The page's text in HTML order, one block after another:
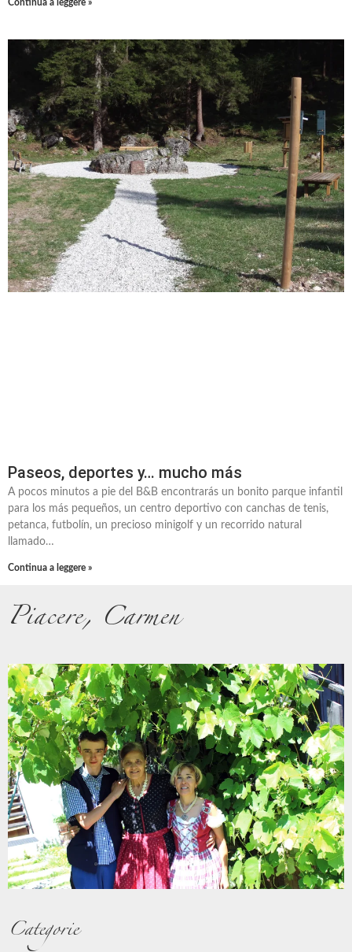
Continua a leggere »
Paseos, deportes y… mucho más
A pocos minutos a pie del B&B encontrarás un bonito parque infantil
para los más pequeños, un centro deportivo con canchas de tenis,
petanca, futbolín, un precioso minigolf y un recorrido natural
llamado…
Continua a leggere »
Piacere, Carmen
Categorie